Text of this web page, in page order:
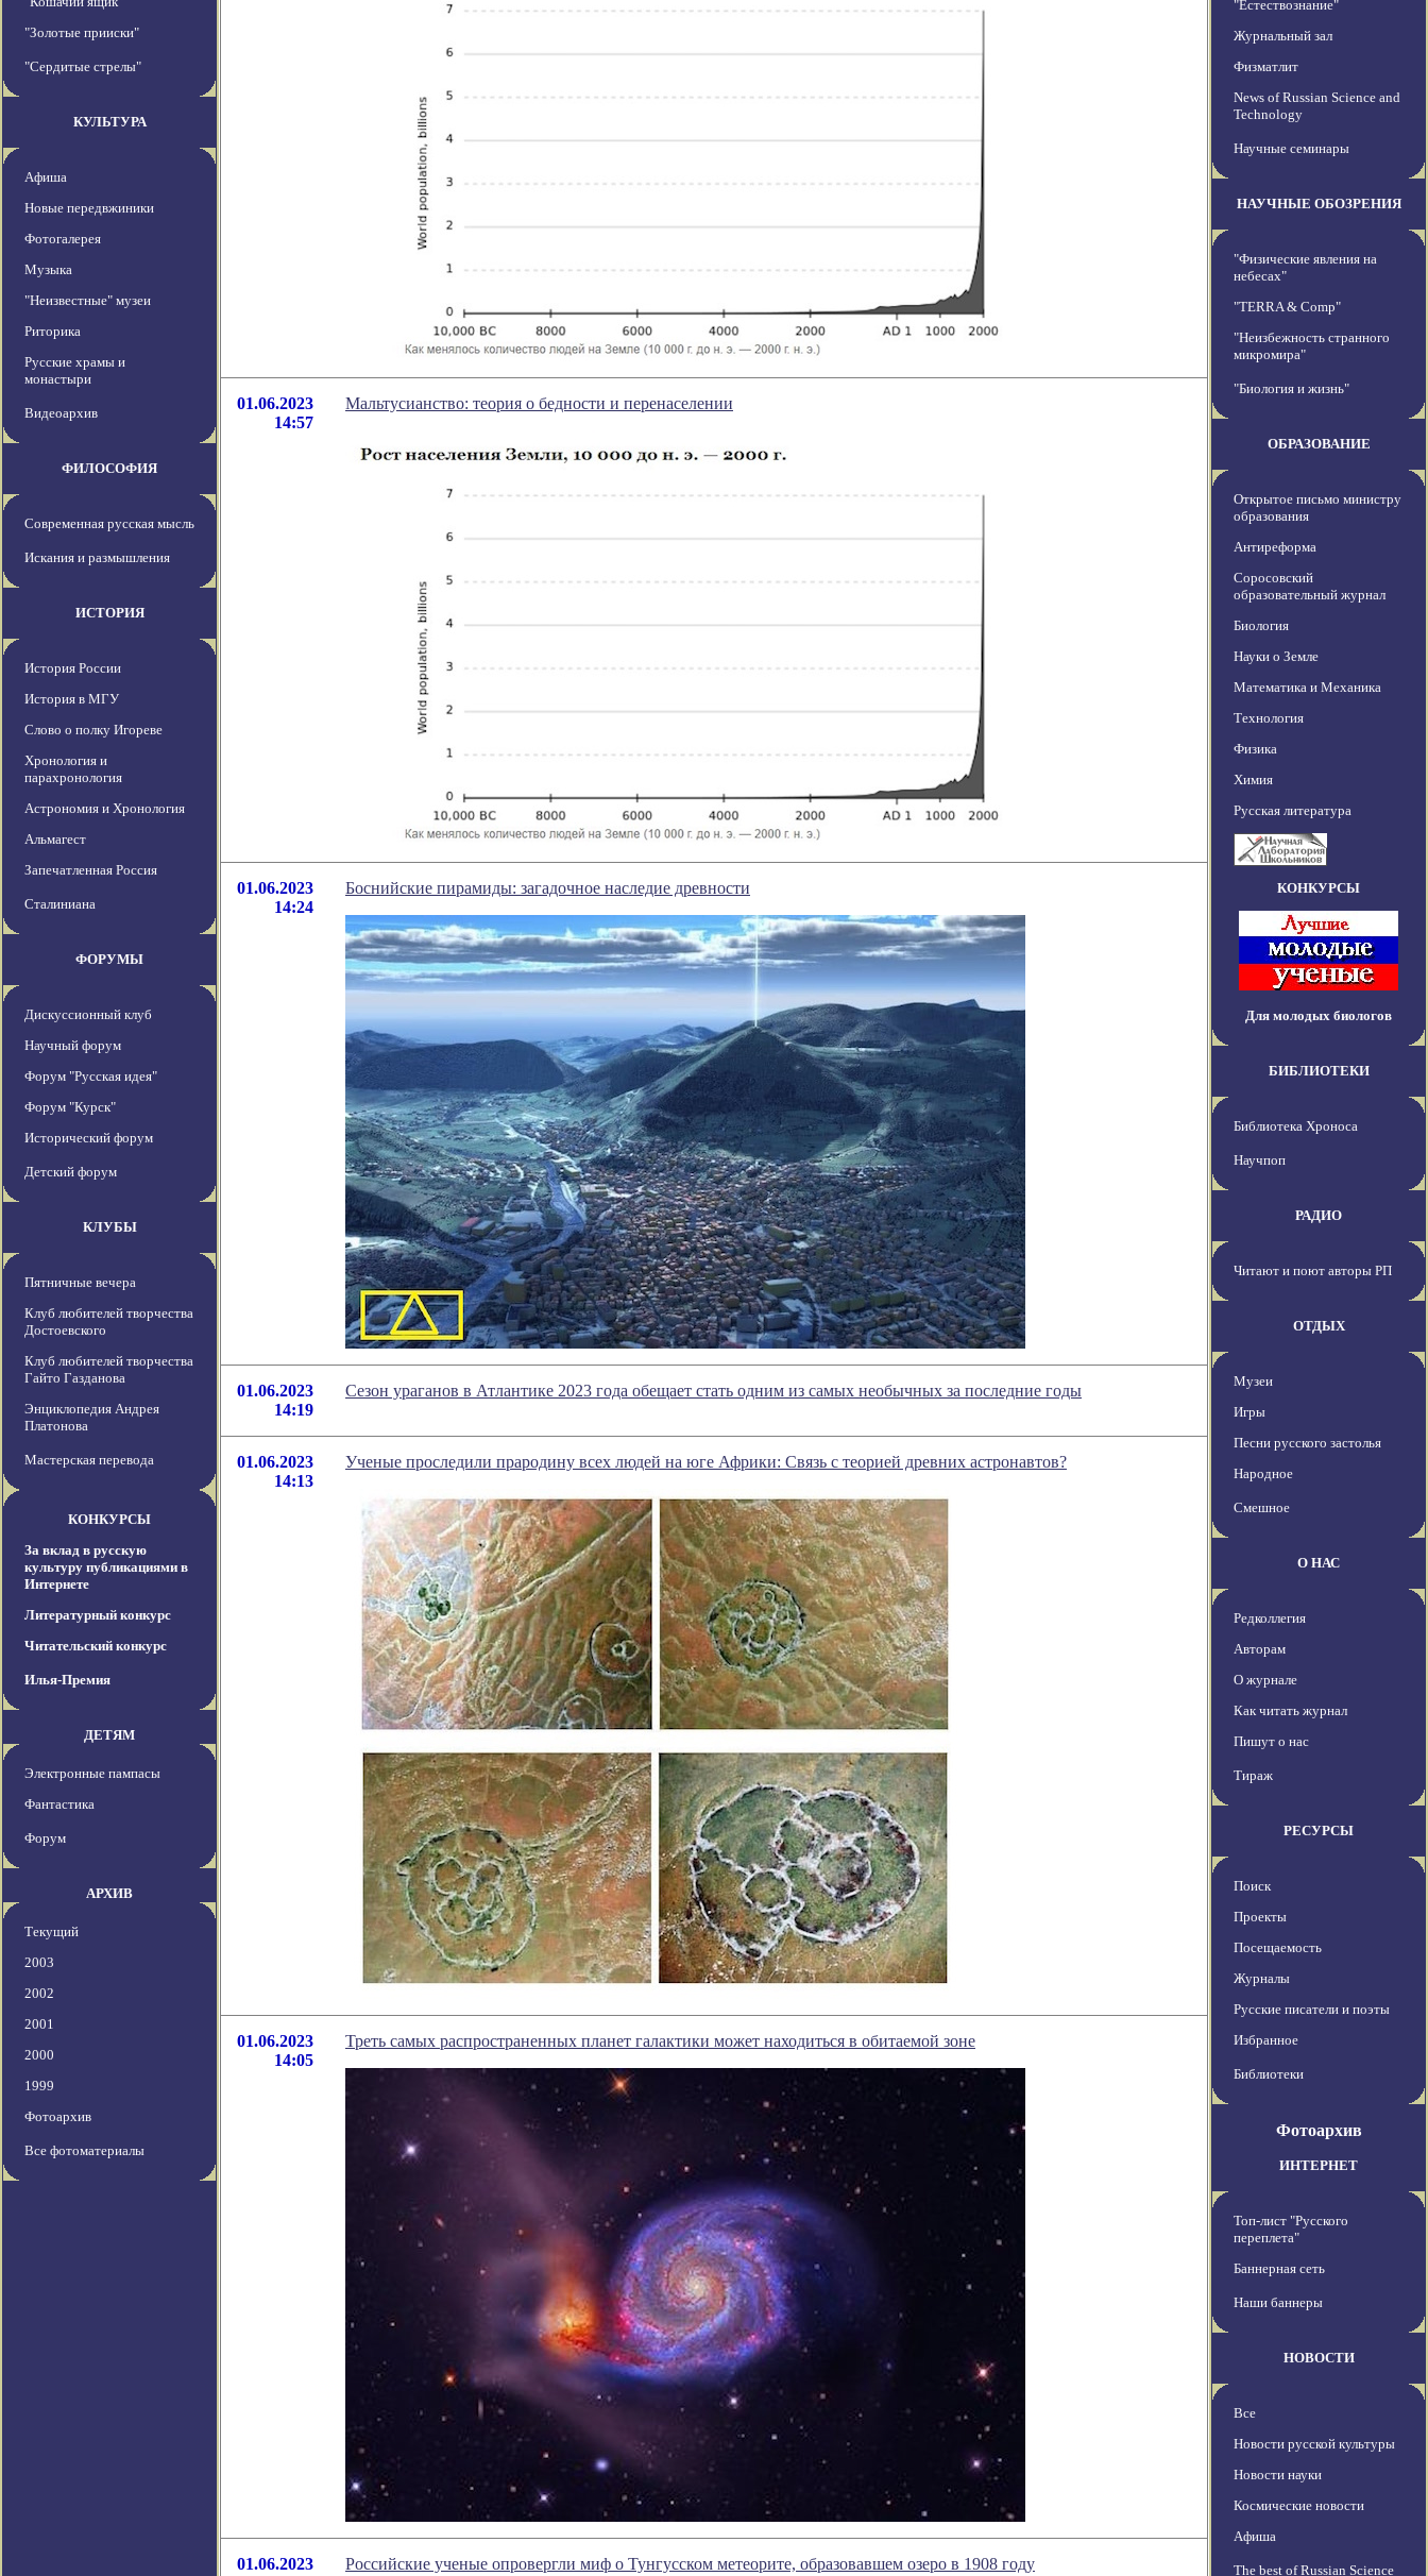
"Золотые прииски"
"Сердитые стрелы"
КУЛЬТУРА
Афиша
Новые передвжиники
Фотогалерея
Музыка
"Неизвестные" музеи
Риторика
Русские храмы и
монастыри
Видеоархив
ФИЛОСОФИЯ
Современная русская мысль
Искания и размышления
ИСТОРИЯ
История России
История в МГУ
Слово о полку Игореве
Хронология и
парахронология
Астрономия и Хронология
Альмагест
Запечатленная Россия
Сталиниана
ФОРУМЫ
Дискуссионный клуб
Научный форум
Форум "Русская идея"
Форум "Курск"
Исторический форум
Детский форум
КЛУБЫ
Пятничные вечера
Клуб любителей творчества
Достоевского
Клуб любителей творчества
Гайто Газданова
Энциклопедия Андрея
Платонова
Мастерская перевода
КОНКУРСЫ
За вклад в русскую
культуру публикациями в
Интернете
Литературный конкурс
Читательский конкурс
Илья-Премия
ДЕТЯМ
Электронные пампасы
Фантастика
Форум
АРХИВ
Текущий
2003
2002
2001
2000
1999
Фотоархив
Все фотоматериалы
01.06.2023
14:57
Мальтусианство: теория о бедности и перенаселении
01.06.2023
14:24
Боснийские пирамиды: загадочное наследие древности
01.06.2023
14:19
Сезон ураганов в Атлантике 2023 года обещает стать одним из самых необычных за последние годы
01.06.2023
14:13
Ученые проследили прародину всех людей на юге Африки: Связь с теорией древних астронавтов?
01.06.2023
14:05
Треть самых распространенных планет галактики может находиться в обитаемой зоне
01.06.2023
Российские ученые опровергли миф о Тунгусском метеорите, образовавшем озеро в 1908 году
"Естествознание"
Журнальный зал
Физматлит
News of Russian Science and
Technology
Научные семинары
НАУЧНЫЕ ОБОЗРЕНИЯ
"Физические явления на
небесах"
"TERRA & Comp"
"Неизбежность странного
микромира"
"Биология и жизнь"
ОБРАЗОВАНИЕ
Открытое письмо министру
образования
Антиреформа
Соросовский
образовательный журнал
Биология
Науки о Земле
Математика и Механика
Технология
Физика
Химия
Русская литература
КОНКУРСЫ
Для молодых биологов
БИБЛИОТЕКИ
Библиотека Хроноса
Научпоп
РАДИО
Читают и поют авторы РП
ОТДЫХ
Музеи
Игры
Песни русского застолья
Народное
Смешное
О НАС
Редколлегия
Авторам
О журнале
Как читать журнал
Пишут о нас
Тираж
РЕСУРСЫ
Поиск
Проекты
Посещаемость
Журналы
Русские писатели и поэты
Избранное
Библиотеки
Фотоархив
ИНТЕРНЕТ
Топ-лист "Русского
переплета"
Баннерная сеть
Наши баннеры
НОВОСТИ
Все
Новости русской культуры
Новости науки
Космические новости
Афиша
The best of Russian Science